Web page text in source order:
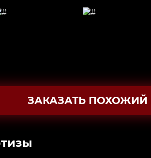
ЗАКАЗАТЬ